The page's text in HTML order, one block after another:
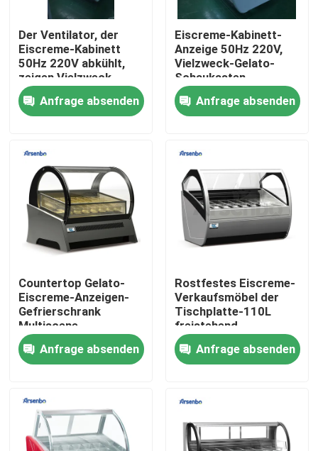
Nach Hause
Über uns
Produkte
Handelskühlvitrine
Handelssupermarkt-Kühlschrank
Handelsrestaurant-Kühlschrank
Unter Gegenkühlschränken
Kuchenkühlvitrine
Der Ventilator, der
Eiscreme-Kabinett
50Hz 220V abkühlt,
zeigen Vielzweck-
Gelato-Schaukasten-
Gefrierschrank an
Anfrage absenden
Eiscreme-Kabinett-
Anzeige 50Hz 220V,
Vielzweck-Gelato-
Schaukasten-
Gefrierschrank
Anfrage absenden
Countertop Gelato-
Eiscreme-Anzeigen-
Gefrierschrank
Multiscene
Antiverschleißtragbares
Anfrage absenden
Rostfestes Eiscreme-
Verkaufsmöbel der
Tischplatte-110L
freistehend
Anfrage absenden